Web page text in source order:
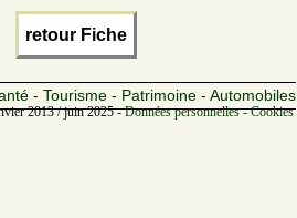
retour Fiche
- Tourisme - Patrimoine - Automobiles
2013 / juin 2025 -Données personnelles -